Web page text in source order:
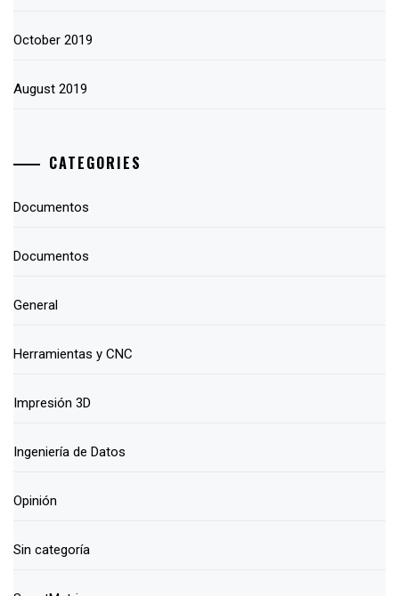
October 2019
August 2019
CATEGORIES
Documentos
Documentos
General
Herramientas y CNC
Impresión 3D
Ingeniería de Datos
Opinión
Sin categoría